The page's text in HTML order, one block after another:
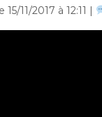
15/11/2017 à 12:11 |